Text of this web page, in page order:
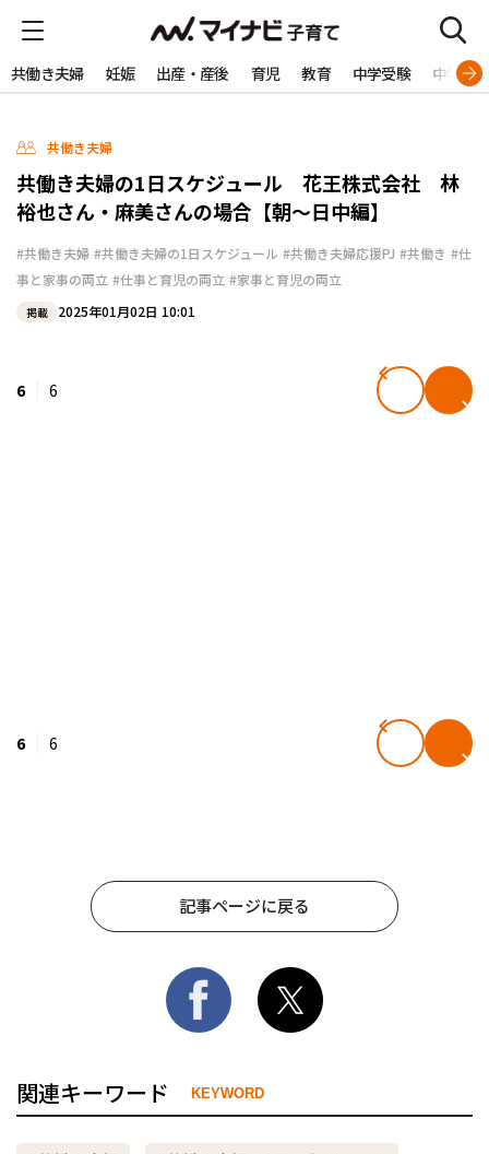
共働き夫婦 妊娠 出産・産後 育児 教育 中学受験 中学生
共働き夫婦
共働き夫婦の1日スケジュール 花王株式会社 林
裕也さん・麻美さんの場合【朝〜日中編】
#共働き夫婦 #共働き夫婦の1日スケジュール #共働き夫婦応援PJ #共働き #仕
事と家事の両立 #仕事と育児の両立 #家事と育児の両立
掲載 2025年01月02日 10:01
6 6
6 6
記事ページに戻る
関連キーワード KEYWORD